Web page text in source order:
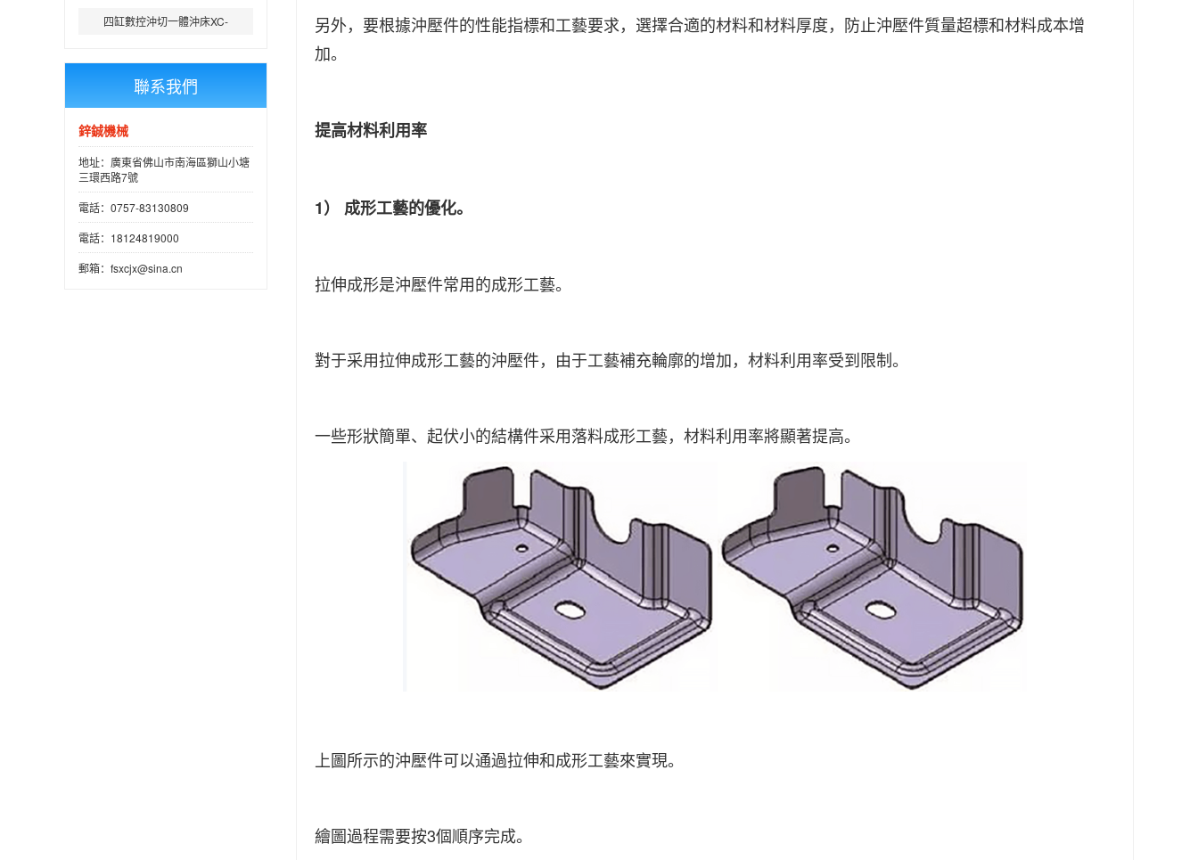
四缸數控沖切一體沖床XC-
聯系我們
鋅鋮機械
地址：廣東省佛山市南海區獅山小塘
三環西路7號
電話：0757-83130809
電話：18124819000
郵箱：fsxcjx@sina.cn
另外，要根據沖壓件的性能指標和工藝要求，選擇合適的材料和材料厚度，防止沖壓件質量超標和材料成本增
加。
提高材料利用率
1） 成形工藝的優化。
拉伸成形是沖壓件常用的成形工藝。
對于采用拉伸成形工藝的沖壓件，由于工藝補充輪廓的增加，材料利用率受到限制。
一些形狀簡單、起伏小的結構件采用落料成形工藝，材料利用率將顯著提高。
上圖所示的沖壓件可以通過拉伸和成形工藝來實現。
繪圖過程需要按3個順序完成。